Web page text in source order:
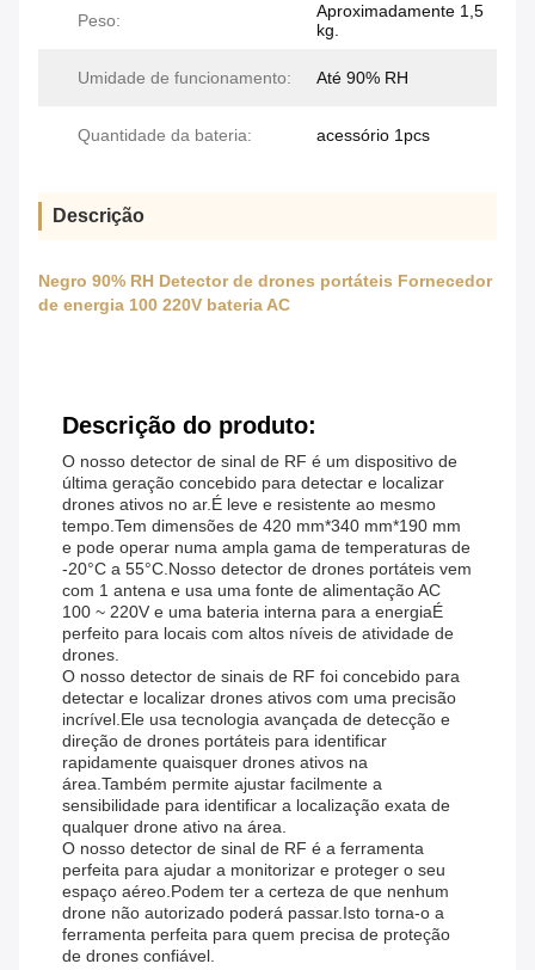
Peso:
Aproximadamente 1,5
kg.
Umidade de funcionamento: Até 90% RH
Quantidade da bateria: acessório 1pcs
Descrição
Negro 90% RH Detector de drones portáteis Fornecedor
de energia 100 220V bateria AC
Descrição do produto:
O nosso detector de sinal de RF é um dispositivo de
última geração concebido para detectar e localizar
drones ativos no ar.É leve e resistente ao mesmo
tempo.Tem dimensões de 420 mm*340 mm*190 mm
e pode operar numa ampla gama de temperaturas de
-20°C a 55°C.Nosso detector de drones portáteis vem
com 1 antena e usa uma fonte de alimentação AC
100 ~ 220V e uma bateria interna para a energiaÉ
perfeito para locais com altos níveis de atividade de
drones.
O nosso detector de sinais de RF foi concebido para
detectar e localizar drones ativos com uma precisão
incrível.Ele usa tecnologia avançada de detecção e
direção de drones portáteis para identificar
rapidamente quaisquer drones ativos na
área.Também permite ajustar facilmente a
sensibilidade para identificar a localização exata de
qualquer drone ativo na área.
O nosso detector de sinal de RF é a ferramenta
perfeita para ajudar a monitorizar e proteger o seu
espaço aéreo.Podem ter a certeza de que nenhum
drone não autorizado poderá passar.Isto torna-o a
ferramenta perfeita para quem precisa de proteção
de drones confiável.